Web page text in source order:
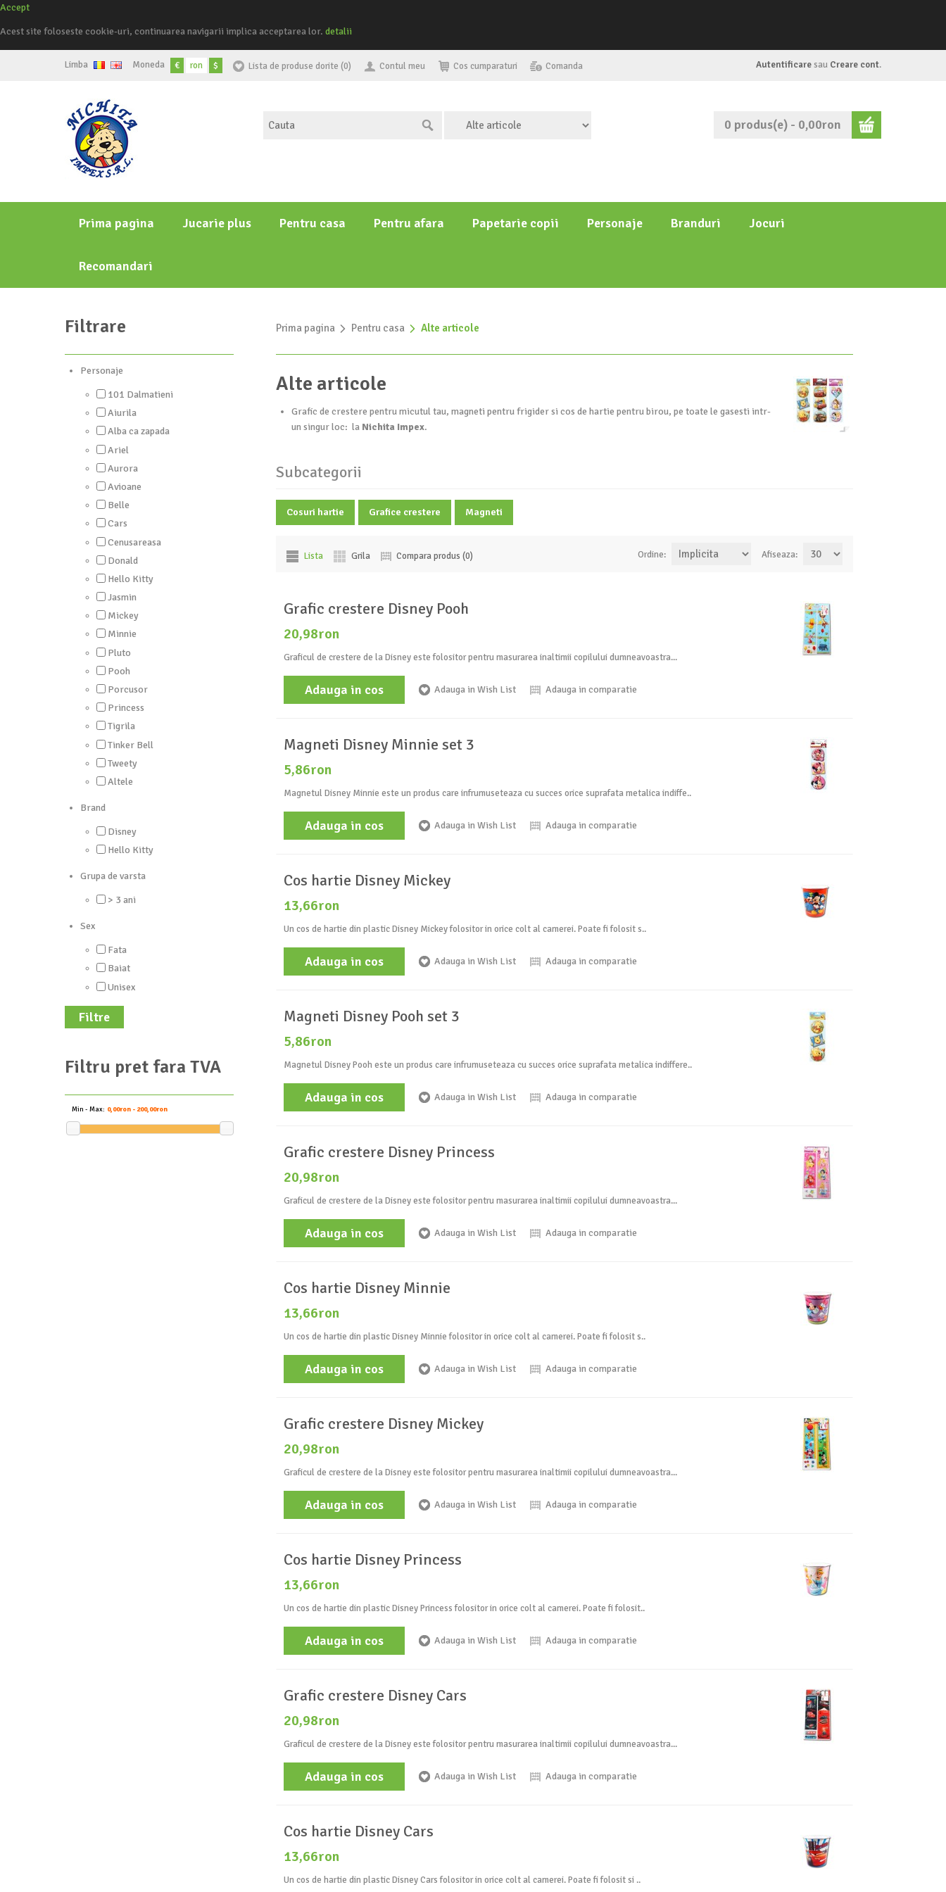
Accept
Acest site foloseste cookie-uri, continuarea navigarii implica acceptarea lor. detalii
Limba Moneda € ron $ Lista de produse dorite (0) Contul meu Cos cumparaturi Comanda Autentificare sau Creare cont.
0 produs(e) - 0,00ron
Prima pagina Jucarie plus Pentru casa Pentru afara Papetarie copii Personaje Branduri Jocuri
Recomandari
Filtrare
Personaje
101 Dalmatieni
Aiurila
Alba ca zapada
Ariel
Aurora
Avioane
Belle
Cars
Cenusareasa
Donald
Hello Kitty
Jasmin
Mickey
Minnie
Pluto
Pooh
Porcusor
Princess
Tigrila
Tinker Bell
Tweety
Altele
Brand
Disney
Hello Kitty
Grupa de varsta
> 3 ani
Sex
Fata
Baiat
Unisex
Filtre
Filtru pret fara TVA
Min - Max: 0,00ron - 200,00ron
Prima pagina » Pentru casa » Alte articole
Alte articole
Grafic de crestere pentru micutul tau, magneti pentru frigider si cos de hartie pentru birou, pe toate le gasesti intr-
un singur loc: la Nichita Impex.
Subcategorii
Cosuri hartie Grafice crestere Magneti
Lista Grila Compara produs (0) Afiseaza:
Ordine:
Grafic crestere Disney Pooh
20,98ron
Graficul de crestere de la Disney este folositor pentru masurarea inaltimii copilului dumneavoastra...
Adauga in cos Adauga in Wish List Adauga in comparatie
Magneti Disney Minnie set 3
5,86ron
Magnetul Disney Minnie este un produs care infrumuseteaza cu succes orice suprafata metalica indiffe..
Adauga in cos Adauga in Wish List Adauga in comparatie
Cos hartie Disney Mickey
13,66ron
Un cos de hartie din plastic Disney Mickey folositor in orice colt al camerei. Poate fi folosit s..
Adauga in cos Adauga in Wish List Adauga in comparatie
Magneti Disney Pooh set 3
5,86ron
Magnetul Disney Pooh este un produs care infrumuseteaza cu succes orice suprafata metalica indiffere..
Adauga in cos Adauga in Wish List Adauga in comparatie
Grafic crestere Disney Princess
20,98ron
Graficul de crestere de la Disney este folositor pentru masurarea inaltimii copilului dumneavoastra...
Adauga in cos Adauga in Wish List Adauga in comparatie
Cos hartie Disney Minnie
13,66ron
Un cos de hartie din plastic Disney Minnie folositor in orice colt al camerei. Poate fi folosit s..
Adauga in cos Adauga in Wish List Adauga in comparatie
Grafic crestere Disney Mickey
20,98ron
Graficul de crestere de la Disney este folositor pentru masurarea inaltimii copilului dumneavoastra...
Adauga in cos Adauga in Wish List Adauga in comparatie
Cos hartie Disney Princess
13,66ron
Un cos de hartie din plastic Disney Princess folositor in orice colt al camerei. Poate fi folosit..
Adauga in cos Adauga in Wish List Adauga in comparatie
Grafic crestere Disney Cars
20,98ron
Graficul de crestere de la Disney este folositor pentru masurarea inaltimii copilului dumneavoastra...
Adauga in cos Adauga in Wish List Adauga in comparatie
Cos hartie Disney Cars
13,66ron
Un cos de hartie din plastic Disney Cars folositor in orice colt al camerei. Poate fi folosit si ..